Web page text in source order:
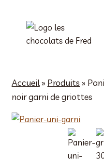
Accueil» Produits »
noir garni de griottes